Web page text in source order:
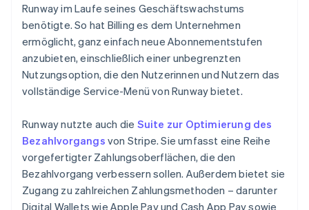
Runway im Laufe seines Geschäftswachstums
benötigte. So hat Billing es dem Unternehmen
ermöglicht, ganz einfach neue Abonnementstufen
anzubieten, einschließlich einer unbegrenzten
Nutzungsoption, die den Nutzerinnen und Nutzern das
vollständige Service-Menü von Runway bietet.
Runway nutzte auch die Suite zur Optimierung des
Bezahlvorgangs von Stripe. Sie umfasst eine Reihe
vorgefertigter Zahlungsoberflächen, die den
Bezahlvorgang verbessern sollen. Außerdem bietet sie
Zugang zu zahlreichen Zahlungsmethoden – darunter
Digital Wallets wie Apple Pay und Cash App Pay sowie